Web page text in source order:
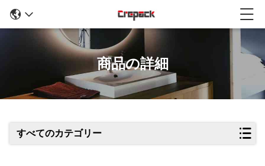
商品の詳細
すべてのカテゴリー